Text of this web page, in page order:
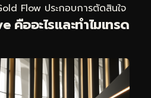
Flow ประกอบการตัดสินใจ
คืออะไรและทำไมเทรด